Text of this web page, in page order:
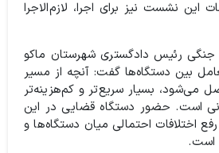
نشست نیز برای اجرا، لازم‌الاجرا
رئیس دادگستری شهرستان ماکو
بین دستگاه‌ها گفت: آنچه از مسیر
می‌شود، بسیار سریع‌تر و کم‌هزینه‌تر
است. حضور دستگاه قضایی در این
اختلافات احتمالی میان دستگاه‌ها و
است.